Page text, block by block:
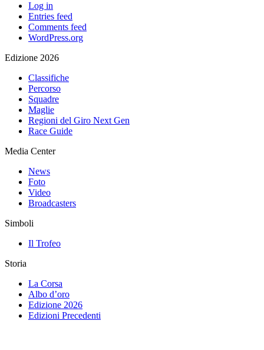
Log in
Entries feed
Comments feed
WordPress.org
Edizione 2026
Classifiche
Percorso
Squadre
Maglie
Regioni del Giro Next Gen
Race Guide
Media Center
News
Foto
Video
Broadcasters
Simboli
Il Trofeo
Storia
La Corsa
Albo d’oro
Edizione 2026
Edizioni Precedenti